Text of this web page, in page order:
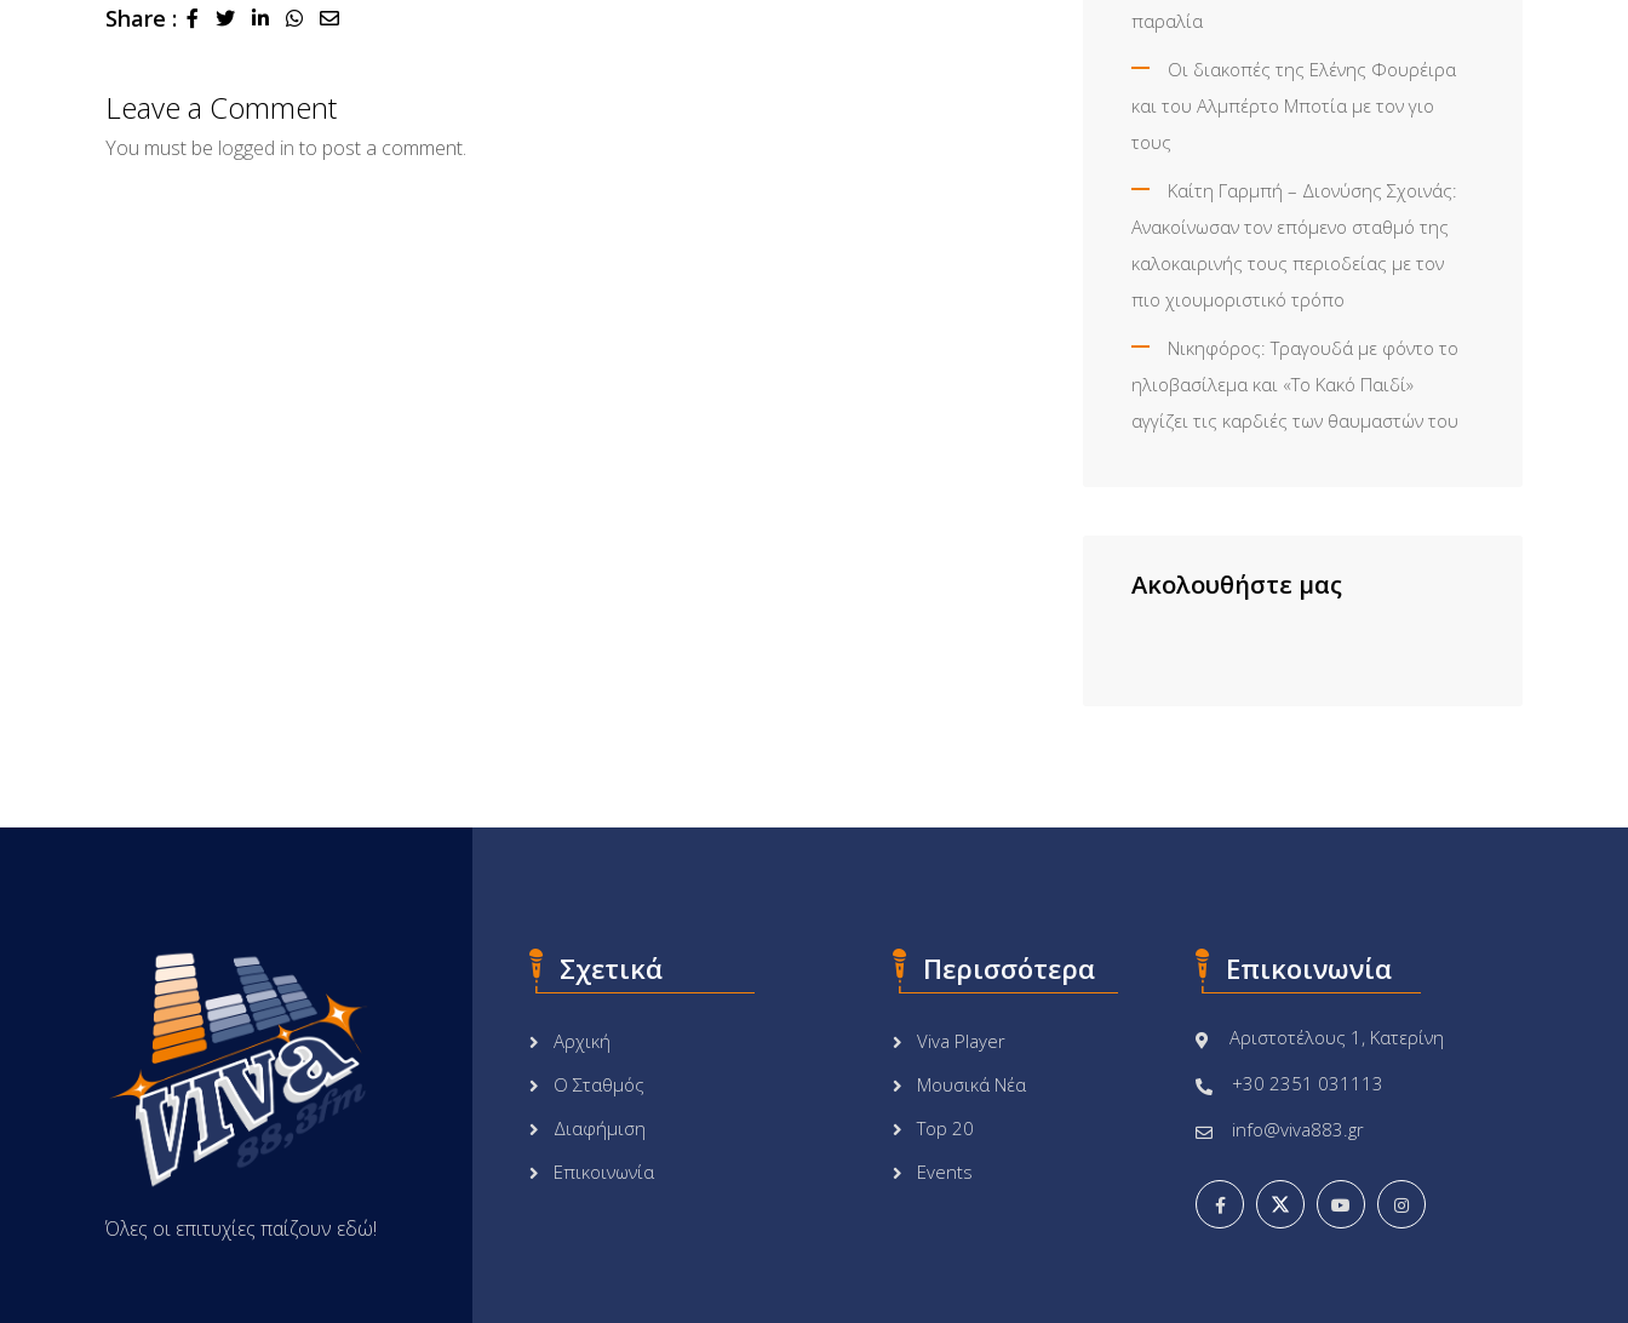
Share : LinkedInWhatsapp
Share
Leave a Comment
You must be logged in to post a comment.
παραλία
Οι διακοπές της Ελένης Φουρέιρα
και του Αλμπέρτο Μποτία με τον γιο
τους
Καίτη Γαρμπή – Διονύσης Σχοινάς:
Ανακοίνωσαν τον επόμενο σταθμό της
καλοκαιρινής τους περιοδείας με τον
πιο χιουμοριστικό τρόπο
Νικηφόρος: Τραγουδά με φόντο το
ηλιοβασίλεμα και «Το Κακό Παιδί»
αγγίζει τις καρδιές των θαυμαστών του
Ακολουθήστε μας
Όλες οι επιτυχίες παίζουν εδώ!
Σχετικά
Αρχική
Ο Σταθμός
Διαφήμιση
Επικοινωνία
Περισσότερα
Viva Player
Μουσικά Νέα
Top 20
Events
Επικοινωνία
Αριστοτέλους 1, Κατερίνη
+30 2351 031113
info@viva883.gr